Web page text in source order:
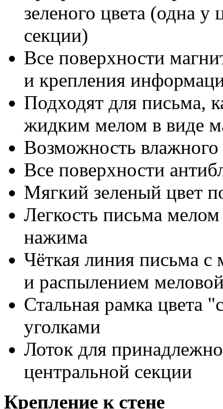
зеленого цвета (одна у
секции)
Все поверхности
и крепления
Подходят для письма,
жидким мелом в виде
Возможность влажного
Все поверхности
Мягкий зеленый цвет
Легкость письма
нажима
Чёткая линия письма
и распылением
Стальная рамка цвета
уголками
Лоток для
центральной секции
Крепление к стене